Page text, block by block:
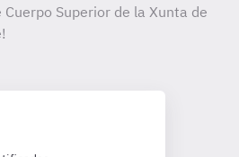
Superior de la Xunta de